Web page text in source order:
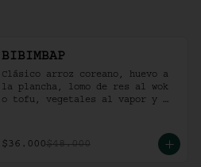
BIBIMBAP
Clásico arroz coreano, huevo a
la plancha, lomo de res al wok
o tofu, vegetales al vapor y
$36.000$48.000